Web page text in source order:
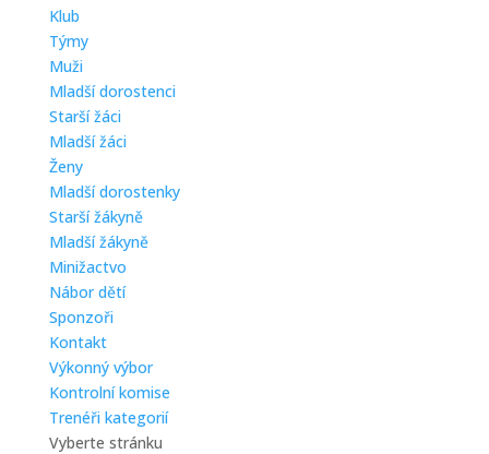
Klub
Týmy
Muži
Mladší dorostenci
Starší žáci
Mladší žáci
Ženy
Mladší dorostenky
Starší žákyně
Mladší žákyně
Minižactvo
Nábor dětí
Sponzoři
Kontakt
Výkonný výbor
Kontrolní komise
Trenéři kategorií
Vyberte stránku